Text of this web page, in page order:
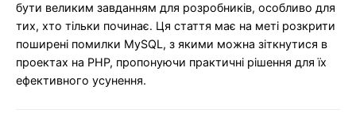
бути великим завданням для розробників, особливо для
тих, хто тільки починає. Ця стаття має на меті розкрити
поширені помилки MySQL, з якими можна зіткнутися в
проектах на PHP, пропонуючи практичні рішення для їх
ефективного усунення.